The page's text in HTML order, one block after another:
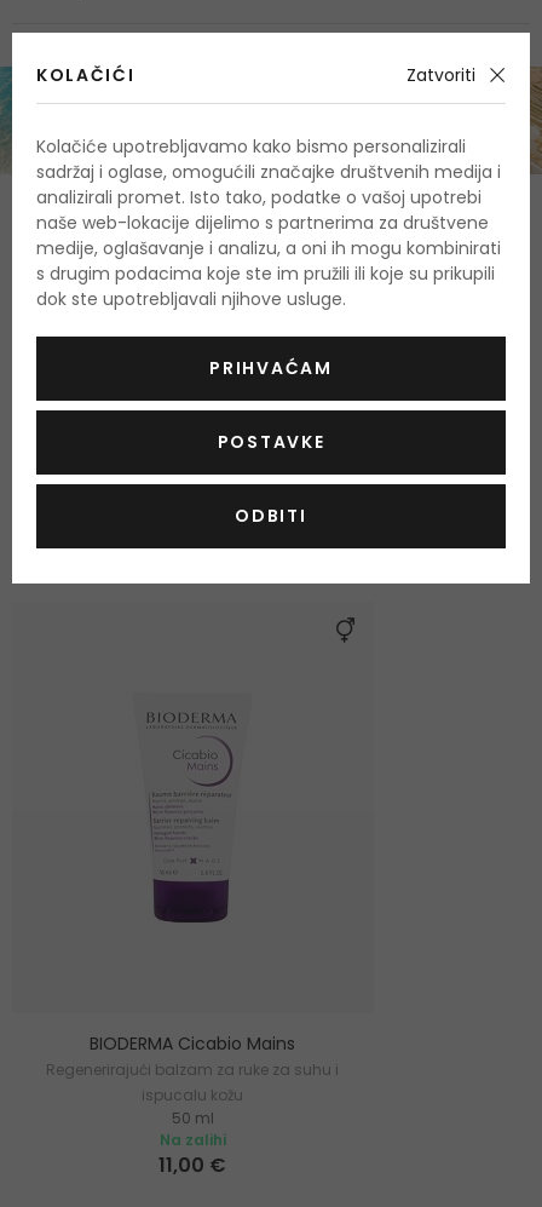
O proizvodu
OPIS OCJENA OSTALE INFORMACIJE
BIODERMA Cicabio
BIODERMA Cicabio Mains
Regenerirajući balzam za ruke za suhu i
ispucalu kožu
50 ml
Na zalihi
11,00 €
KOLAČIĆI Zatvoriti
Kolačiće upotrebljavamo kako bismo personalizirali
sadržaj i oglase, omogućili značajke društvenih medija i
analizirali promet. Isto tako, podatke o vašoj upotrebi
naše web-lokacije dijelimo s partnerima za društvene
medije, oglašavanje i analizu, a oni ih mogu kombinirati
s drugim podacima koje ste im pružili ili koje su prikupili
dok ste upotrebljavali njihove usluge.
PRIHVAĆAM
POSTAVKE
ODBITI